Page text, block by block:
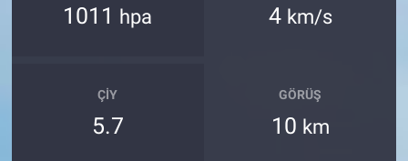
1011 hpa 4 km/s
ÇIY
5.7
GÖRÜŞ
10 km